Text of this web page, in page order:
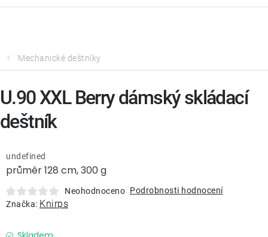
Lavice a houpačky
Lehátka
Doplňky
Deštníky
Mechanické deštníky
průměr 128 cm, 300 g
undefined
Neohodnoceno Podrobnosti hodnocení
Značka: Knirps
U.90 XXL Berry dámský skládací
deštník